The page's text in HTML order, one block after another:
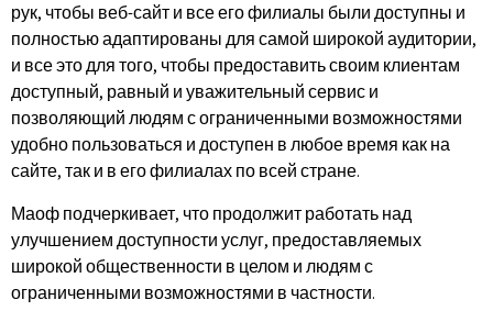
рук, чтобы веб-сайт и все его филиалы были доступны и
полностью адаптированы для самой широкой аудитории,
и все это для того, чтобы предоставить своим клиентам
доступный, равный и уважительный сервис и
позволяющий людям с ограниченными возможностями
удобно пользоваться и доступен в любое время как на
сайте, так и в его филиалах по всей стране.
Маоф подчеркивает, что продолжит работать над
улучшением доступности услуг, предоставляемых
широкой общественности в целом и людям с
ограниченными возможностями в частности.